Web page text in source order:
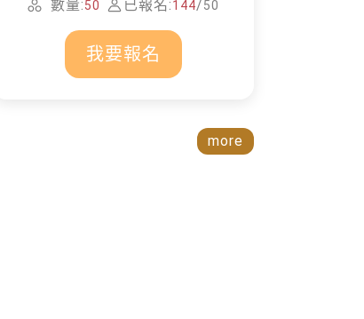
數量:50 已報名:144/50
我要報名
more